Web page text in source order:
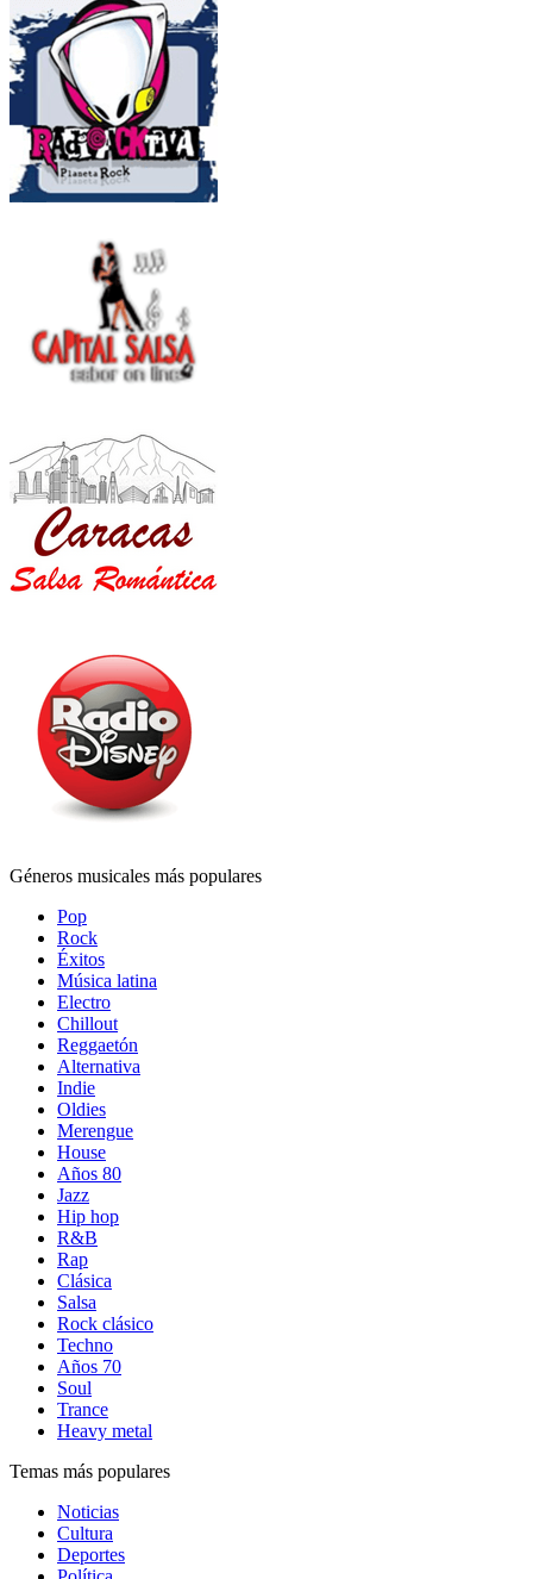
Géneros musicales más populares
Pop
Rock
Éxitos
Música latina
Electro
Chillout
Reggaetón
Alternativa
Indie
Oldies
Merengue
House
Años 80
Jazz
Hip hop
R&B
Rap
Clásica
Salsa
Rock clásico
Techno
Años 70
Soul
Trance
Heavy metal
Temas más populares
Noticias
Cultura
Deportes